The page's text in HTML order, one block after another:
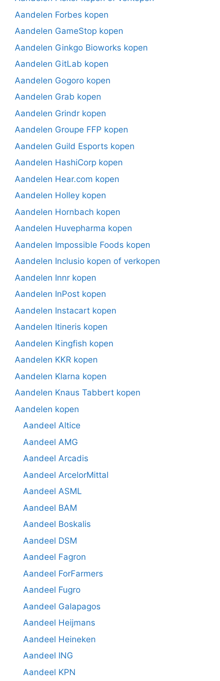
Aandelen Forbes kopen
Aandelen GameStop kopen
Aandelen Ginkgo Bioworks kopen
Aandelen GitLab kopen
Aandelen Gogoro kopen
Aandelen Grab kopen
Aandelen Grindr kopen
Aandelen Groupe FFP kopen
Aandelen Guild Esports kopen
Aandelen HashiCorp kopen
Aandelen Hear.com kopen
Aandelen Holley kopen
Aandelen Hornbach kopen
Aandelen Huvepharma kopen
Aandelen Impossible Foods kopen
Aandelen Inclusio kopen of verkopen
Aandelen Innr kopen
Aandelen InPost kopen
Aandelen Instacart kopen
Aandelen Itineris kopen
Aandelen Kingfish kopen
Aandelen KKR kopen
Aandelen Klarna kopen
Aandelen Knaus Tabbert kopen
Aandelen kopen
Aandeel Altice
Aandeel AMG
Aandeel Arcadis
Aandeel ArcelorMittal
Aandeel ASML
Aandeel BAM
Aandeel Boskalis
Aandeel DSM
Aandeel Fagron
Aandeel ForFarmers
Aandeel Fugro
Aandeel Galapagos
Aandeel Heijmans
Aandeel Heineken
Aandeel ING
Aandeel KPN